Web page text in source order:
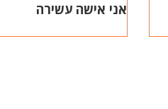
אני אישה עשירה